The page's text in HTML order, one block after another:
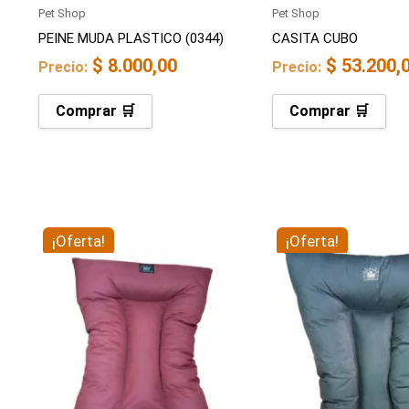
Pet Shop
PEINE MUDA PLASTICO (0344)
Precio: $ 8.000,00
Comprar 🛒
Pet Shop
CASITA CUBO
Precio: $
Comprar 🛒
¡Oferta!
precio
original
$ 89.000,00.
precio
actual
es:
$ 60.800,00.
¡Oferta!
precio
original
era:
$ 72.000,00.
es:
$